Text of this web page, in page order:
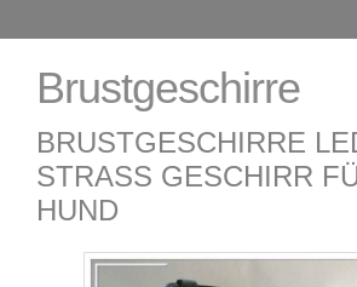
Brustgeschirre
BRUSTGESCHIRRE
STRASS GESCHIRR
HUND